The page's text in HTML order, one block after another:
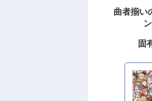
曲者揃い
固